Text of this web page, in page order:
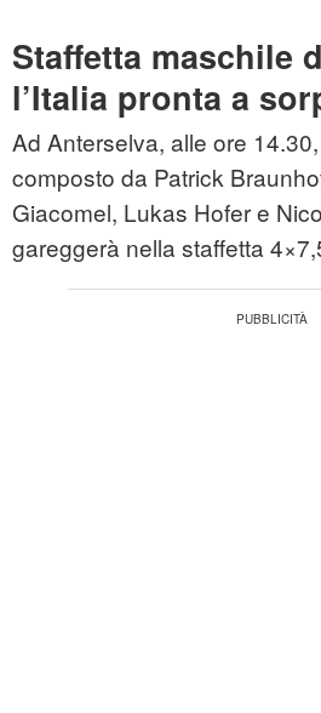
Staffetta maschile
l’Italia pronta a
Ad Anterselva, alle ore
composto da Patrick
Giacomel, Lukas Hofer e
gareggerà nella staffetta